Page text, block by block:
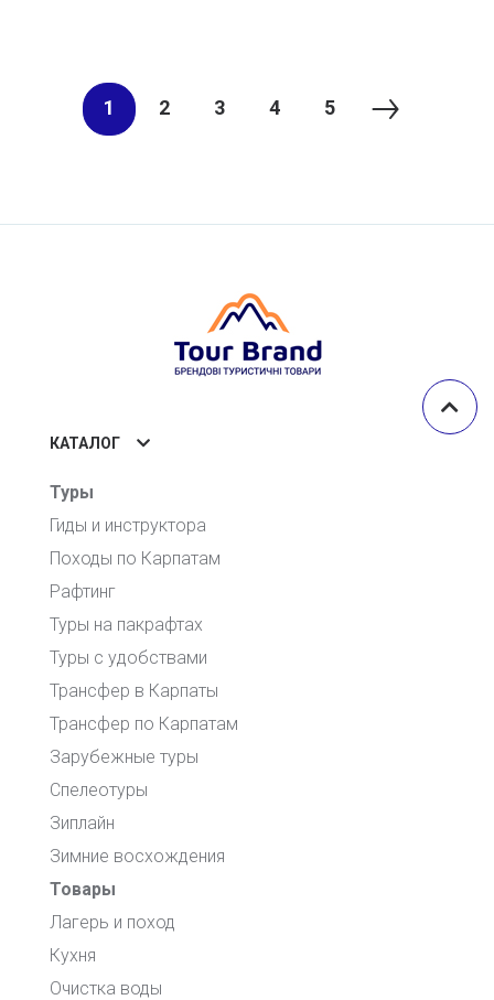
1 2 3 4 5
КАТАЛОГ
Туры
Гиды и инструктора
Походы по Карпатам
Рафтинг
Туры на пакрафтах
Туры с удобствами
Трансфер в Карпаты
Трансфер по Карпатам
Зарубежные туры
Спелеотуры
Зиплайн
Зимние восхождения
Товары
Лагерь и поход
Кухня
Очистка воды